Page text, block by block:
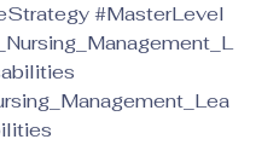
#MasterLevel